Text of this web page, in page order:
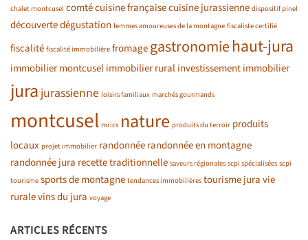
chalet montcusel comtécuisine françaisecuisine jurassienne dispositif pinel
découvertedégustation femmes amoureuses de la montagne fiscaliste certifié
fiscalité fiscalité immobilière fromagegastronomiehaut-jura
immobilier montcuselimmobilier ruralinvestissement immobilier
jura jurassienne loisirs familiaux marchés gourmands
montcusel mrics nature produits du terroir produits
locaux projet immobilier randonnéerandonnée en montagne
randonnée jura recette traditionnelle saveurs régionales scpi spécialisées scpi
tourisme sports de montagne tendances immobilières tourisme juravie
ruralevins du jura voyage
ARTICLES RÉCENTS